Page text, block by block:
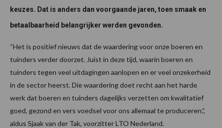
keuzes. Dat is anders dan voorgaande jaren, toen smaak en
betaalbaarheid belangrijker werden gevonden.
“Het is positief nieuws dat de waardering voor onze boeren en
tuinders verder doorzet. Juist in deze tijd, waarin boeren en
tuinders tegen veel uitdagingen aanlopen en er veel onzekerheid
in de sector heerst. Die waardering doet recht aan het harde
werk dat boeren en tuinders dagelijks verzetten om kwalitatief
goed, gezond en vers voedsel voor ons allemaal te produceren.”,
aldus Sjaak van der Tak, voorzitter LTO Nederland.